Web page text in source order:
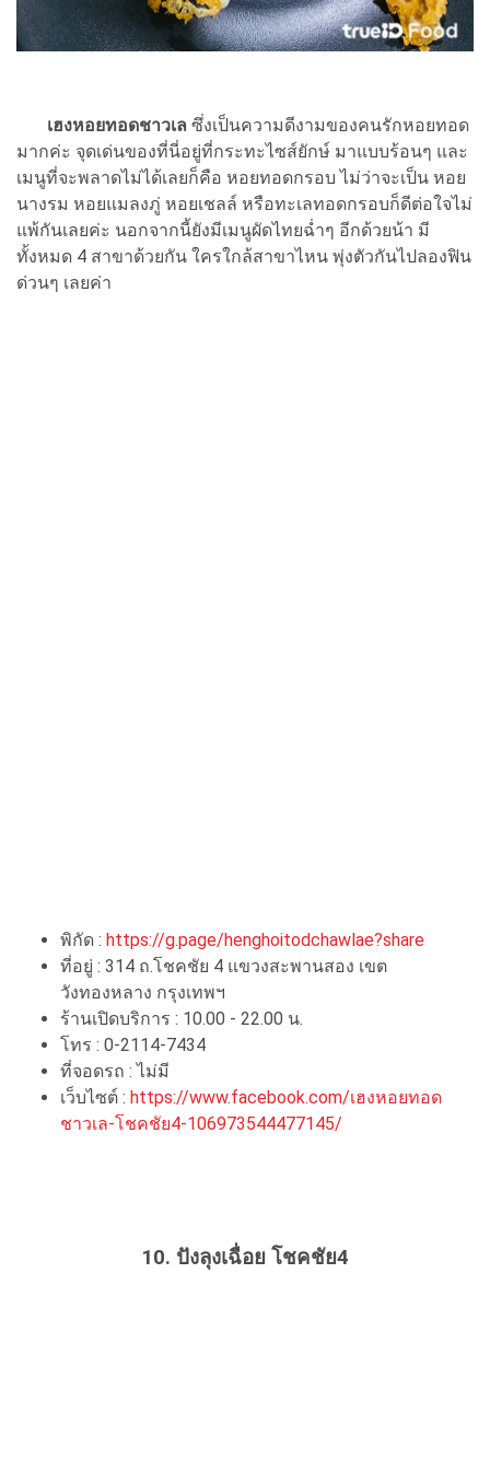
เฮงหอยทอดชาวเล ซึ่งเป็นความดีงามของคนรักหอยทอด
มากค่ะ จุดเด่นของที่นี่อยู่ที่กระทะไซส์ยักษ์ มาแบบร้อนๆ และ
เมนูที่จะพลาดไม่ได้เลยก็คือ หอยทอดกรอบ ไม่ว่าจะเป็น หอย
นางรม หอยแมลงภู่ หอยเชลล์ หรือทะเลทอดกรอบก็ดีต่อใจไม่
แพ้กันเลยค่ะ นอกจากนี้ยังมีเมนูผัดไทยฉ่ำๆ อีกด้วยน้า มี
ทั้งหมด 4 สาขาด้วยกัน ใครใกล้สาขาไหน พุ่งตัวกันไปลองฟิน
ด่วนๆ เลยค่า
พิกัด : https://g.page/henghoitodchawlae?share
ที่อยู่ : 314 ถ.โชคชัย 4 แขวงสะพานสอง เขต
วังทองหลาง กรุงเทพฯ
ร้านเปิดบริการ : 10.00 - 22.00 น.
โทร : 0-2114-7434
ที่จอดรถ : ไม่มี
เว็บไซต์ : https://www.facebook.com/เฮงหอยทอด
ชาวเล-โชคชัย4-106973544477145/
10. ปังลุงเฉื่อย โชคชัย4